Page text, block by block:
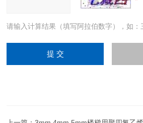
请输入计算结果（填写阿拉伯数字），如：